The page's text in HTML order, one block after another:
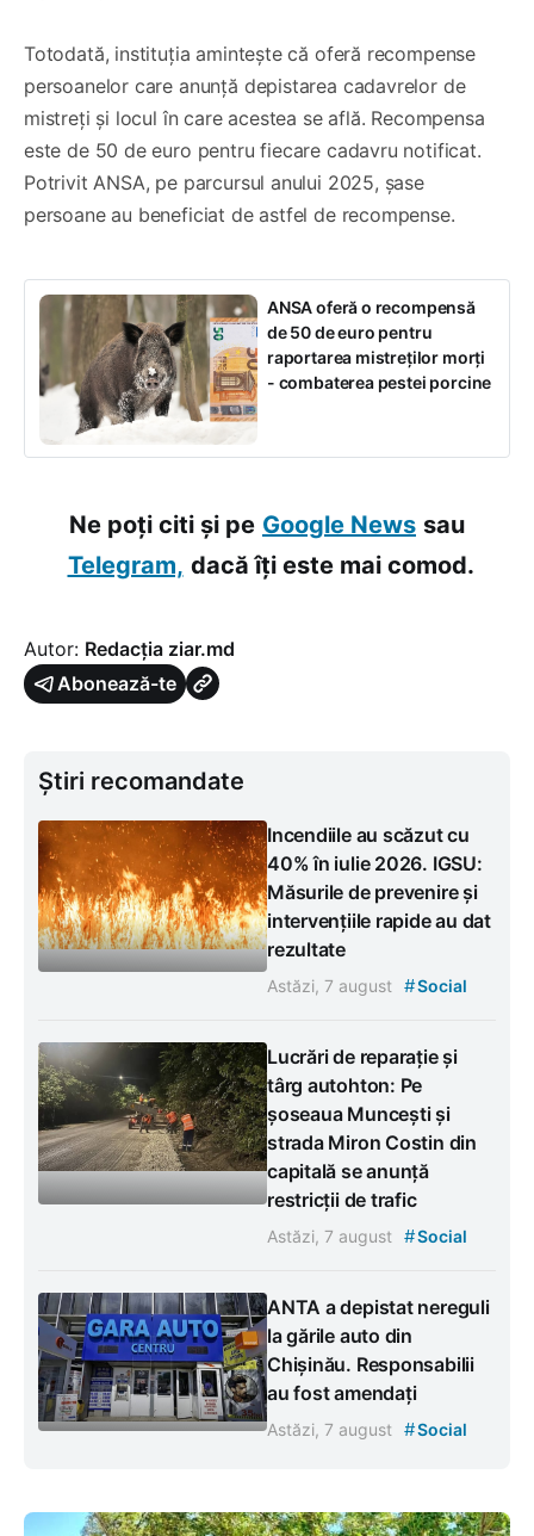
Totodată, instituția amintește că oferă recompense
persoanelor care anunță depistarea cadavrelor de
mistreți și locul în care acestea se află. Recompensa
este de 50 de euro pentru fiecare cadavru notificat.
Potrivit ANSA, pe parcursul anului 2025, șase
persoane au beneficiat de astfel de recompense.
ANSA oferă o recompensă
de 50 de euro pentru
raportarea mistreților morți
- combaterea pestei porcine
Ne poți citi și pe Google News sau
Telegram, dacă îți este mai comod.
Autor: Redacția ziar.md
Abonează-te
Știri recomandate
Incendiile au scăzut cu
40% în iulie 2026. IGSU:
Măsurile de prevenire și
intervențiile rapide au dat
rezultate
Astăzi, 7 august #Social
Lucrări de reparație și
târg autohton: Pe
șoseaua Muncești și
strada Miron Costin din
capitală se anunță
restricții de trafic
Astăzi, 7 august #Social
ANTA a depistat nereguli
la gările auto din
Chișinău. Responsabilii
au fost amendați
Astăzi, 7 august #Social